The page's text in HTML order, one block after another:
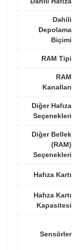
Dahili
Depolama
Biçimi
RAM Tipi
RAM
Kanalları
Diğer Hafıza
Seçenekleri
Diğer Bellek
(RAM)
Seçenekleri
Hafıza Kartı
Hafıza Kartı
Kapasitesi
Sensörler